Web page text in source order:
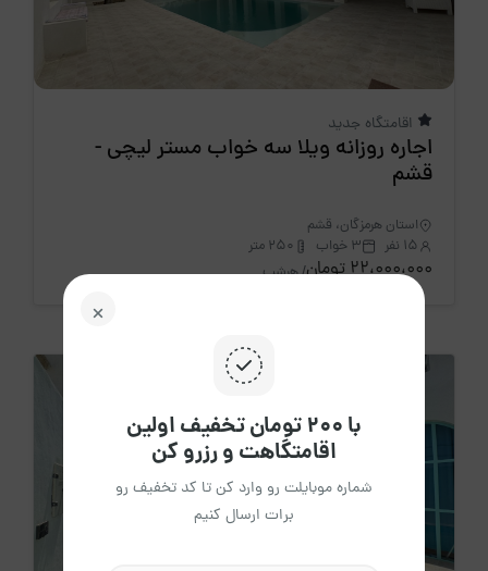
اقامتگاه جدید
اجاره روزانه ویلا سه خواب مستر لیچی -
قشم
استان هرمزگان، قشم
15 نفر
3 خواب 250 متر
22،000،000 تومان / هرشب
با ۲۰۰ تومان تخفیف اولین
اقامتگاهت و رزرو کن
شماره موبایلت رو وارد کن تا کد تخفیف رو
برات ارسال کنیم